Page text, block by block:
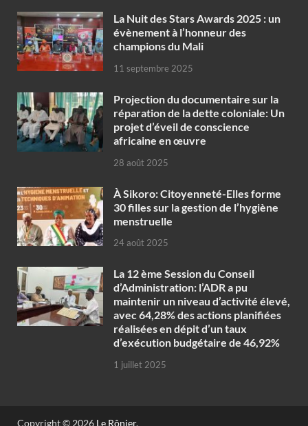
‎La Nuit des Stars Awards 2025 : un
évènement à l’honneur des
champions du Mali
11 septembre 2025
Projection du documentaire sur la
réparation de la dette coloniale: Un
projet d’éveil de conscience
africaine en œuvre‎
28 août 2025
À Sikoro: Citoyenneté-Elles forme
30 filles sur la gestion de l’hygiène
menstruelle
24 août 2025
La 12 ème Session du Conseil
d’Administration: l’ADR a pu
maintenir un niveau d’activité élevé,
avec 64,28% des actions planifiées
réalisées en dépit d’un taux
d’exécution budgétaire de 46,92%
1 juillet 2025
Copyright © 2026 Le Rônier.